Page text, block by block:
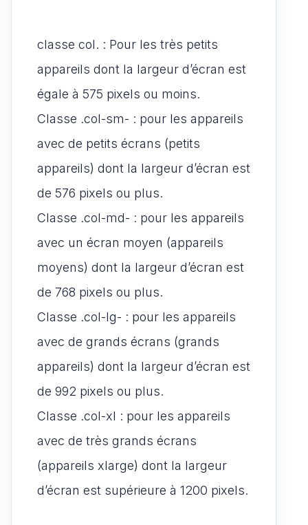
classe col. : Pour les très petits
appareils dont la largeur d’écran est
égale à 575 pixels ou moins.
Classe .col-sm- : pour les appareils
avec de petits écrans (petits
appareils) dont la largeur d’écran est
de 576 pixels ou plus.
Classe .col-md- : pour les appareils
avec un écran moyen (appareils
moyens) dont la largeur d’écran est
de 768 pixels ou plus.
Classe .col-lg- : pour les appareils
avec de grands écrans (grands
appareils) dont la largeur d’écran est
de 992 pixels ou plus.
Classe .col-xl : pour les appareils
avec de très grands écrans
(appareils xlarge) dont la largeur
d’écran est supérieure à 1200 pixels.